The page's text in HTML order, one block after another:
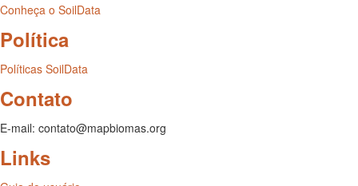
Conheça o SoilData
Política
Políticas SoilData
Contato
E-mail: contato@mapbiomas.org
Links